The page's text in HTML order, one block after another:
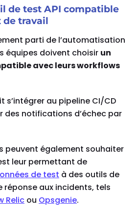
de test API compatible
de travail
parti de l’automatisation
équipes doivent choisir un
avec leurs workflows
s’intégrer au pipeline CI/CD
des notifications d’échec par
peuvent également souhaiter
leur permettant de
de test à des outils de
réponse aux incidents, tels
Relic ou Opsgenie.